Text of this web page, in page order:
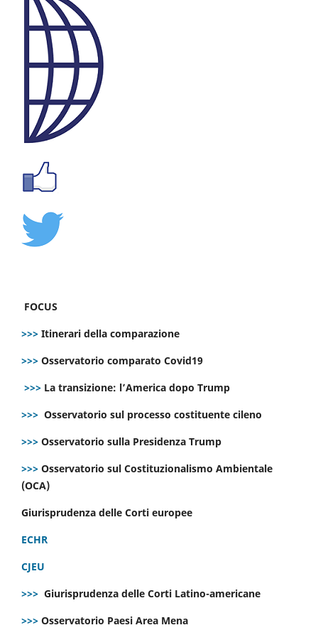
FOCUS
>>> Itinerari della comparazione
>>> Osservatorio comparato Covid19
>>> La transizione: l’America dopo Trump
>>> Osservatorio sul processo costituente cileno
>>> Osservatorio sulla Presidenza Trump
>>> Osservatorio sul Costituzionalismo Ambientale
(OCA)
Giurisprudenza delle Corti europee
ECHR
CJEU
>>> Giurisprudenza delle Corti Latino-americane
>>> Osservatorio Paesi Area Mena